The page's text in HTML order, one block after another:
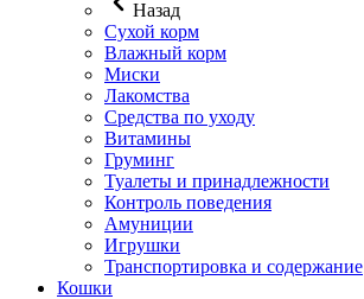
Назад
Сухой корм
Влажный корм
Миски
Лакомства
Средства по уходу
Витамины
Груминг
Туалеты и принадлежности
Контроль поведения
Амуниции
Игрушки
Транспортировка и содержание
Кошки